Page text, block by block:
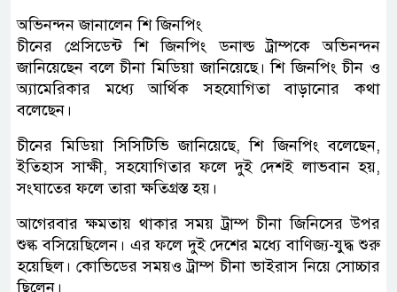
অভিনন্দন জানালেন শি জিনপিং
চীনের প্রেসিডেন্ট শি জিনপিং ডনাল্ড ট্রাম্পকে অভিনন্দন
জানিয়েছেন বলে চীনা মিডিয়া জানিয়েছে। শি জিনপিং চীন ও
অ্যামেরিকার মধ্যে আর্থিক সহযোগিতা বাড়ানোর কথা
বলেছেন।
চীনের মিডিয়া সিসিটিভি জানিয়েছে, শি জিনপিং বলেছেন,
ইতিহাস সাক্ষী, সহযোগিতার ফলে দুই দেশই লাভবান হয়,
সংঘাতের ফলে তারা ক্ষতিগ্রস্ত হয়।
আগেরবার ক্ষমতায় থাকার সময় ট্রাম্প চীনা জিনিসের উপর
শুল্ক বসিয়েছিলেন। এর ফলে দুই দেশের মধ্যে বাণিজ্য-যুদ্ধ শুরু
হয়েছিল। কোভিডের সময়ও ট্রাম্প চীনা ভাইরাস নিয়ে সোচ্চার
ছিলেন।